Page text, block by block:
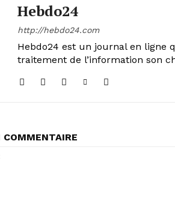
Hebdo24
http://hebdo24.com
Hebdo24 est un journal en ligne
traitement de l’information son
COMMENTAIRE